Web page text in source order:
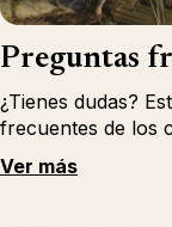
Preguntas
¿Tienes dudas?
frecuentes de los
Ver más